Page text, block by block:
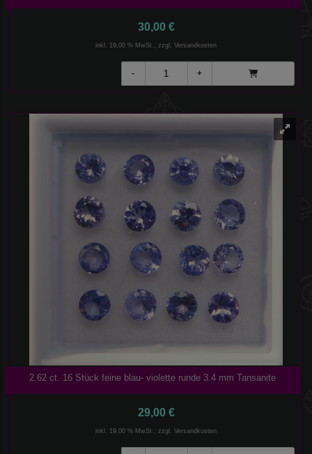
30,00 €
inkl. 19,00 % MwSt., zzgl. Versandkosten
2.62 ct. 16 Stück feine blau- violette runde 3.4 mm Tansanite
29,00 €
inkl. 19,00 % MwSt., zzgl. Versandkosten